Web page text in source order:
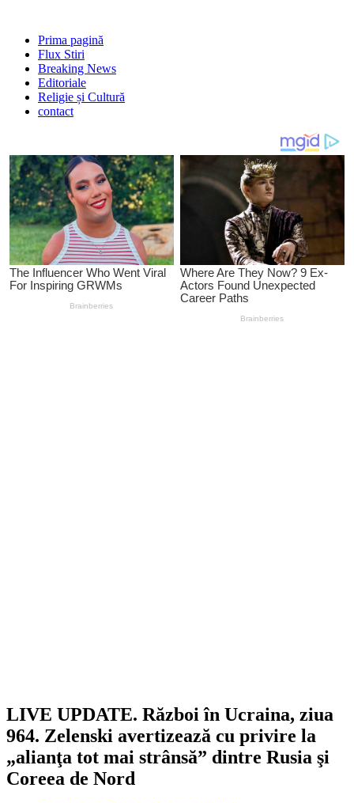
Prima pagină
Flux Stiri
Breaking News
Editoriale
Religie și Cultură
contact
LIVE UPDATE. Război în Ucraina, ziua
964. Zelenski avertizează cu privire la
„alianţa tot mai strânsă” dintre Rusia şi
Coreea de Nord